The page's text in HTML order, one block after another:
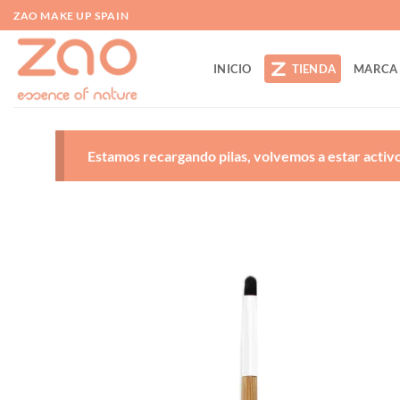
Saltar
al
contenido
ZAO MAKE UP SPAIN
INICIO TIENDA MARCA
Estamos recargando pilas, volvemos a estar